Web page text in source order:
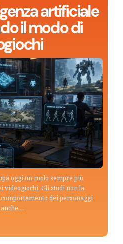
artificiale
il modo di
oggi un ruolo sempre più
videogiochi. Gli studi non la
dei personaggi
anche…